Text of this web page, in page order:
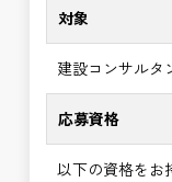
対象
建設コンサルタ
応募資格
以下の資格をお